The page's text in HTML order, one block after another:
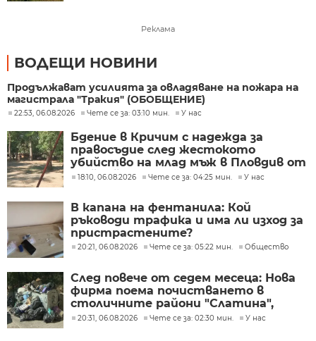
Реклама
ВОДЕЩИ НОВИНИ
Продължават усилията за овладяване на пожара на
магистрала "Тракия" (ОБОБЩЕНИЕ)
22:53, 06.08.2026 Чете се за: 03:10 мин. У нас
Бдение в Кричим с надежда за
правосъдие след жестокото
убийство на млад мъж в Пловдив от
тийнейджъри
18:10, 06.08.2026 Чете се за: 04:25 мин. У нас
В капана на фентанила: Кой
ръководи трафика и има ли изход за
пристрастените?
20:21, 06.08.2026 Чете се за: 05:22 мин. Общество
След повече от седем месеца: Нова
фирма поема почистването в
столичните райони "Слатина",
"Подуяне" и "Изгрев"
20:31, 06.08.2026 Чете се за: 02:30 мин. У нас